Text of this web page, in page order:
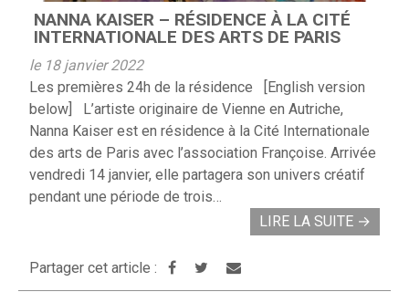
NANNA KAISER – RÉSIDENCE À LA CITÉ
INTERNATIONALE DES ARTS DE PARIS
le 18 janvier 2022
Les premières 24h de la résidence [English version
below] L’artiste originaire de Vienne en Autriche,
Nanna Kaiser est en résidence à la Cité Internationale
des arts de Paris avec l’association Françoise. Arrivée
vendredi 14 janvier, elle partagera son univers créatif
pendant une période de trois…
LIRE LA SUITE →
Partager cet article :